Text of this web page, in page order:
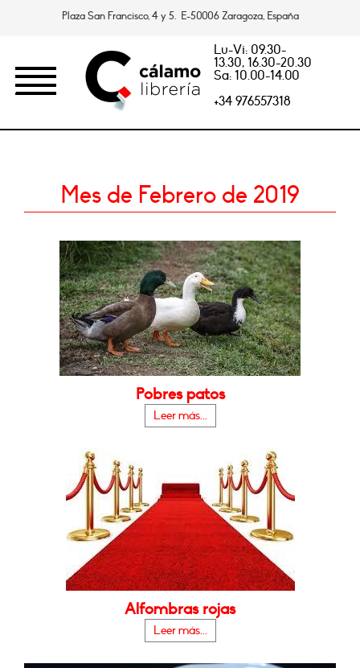
Plaza San Francisco, 4 y 5. E-50006 Zaragoza, España
Lu-Vi: 09.30-
13.30, 16.30-20.30
Sa: 10.00-14.00
+34 976557318
Mes de Febrero de 2019
Pobres patos
Leer más...
Alfombras rojas
Leer más...